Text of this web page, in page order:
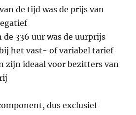
de tijd was de prijs van
de 336 uur was de uurprijs
het vast- of variabel tarief
zijn ideaal voor bezitters van
dus exclusief